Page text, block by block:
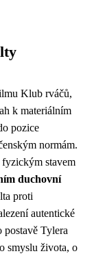
Klub rváčů,
k materiálním
pozice
normám.
stavem
duchovní
proti
autentické
postavě Tylera
smyslu života, o